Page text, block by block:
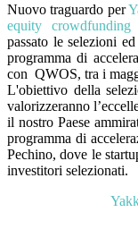
Nuovo traguardo per
equity
passato le selezioni
programma di
con QWOS, tra i
L'obiettivo della
valorizzeranno
il nostro Paese
programma di
Pechino, dove le
investitori selezionati.